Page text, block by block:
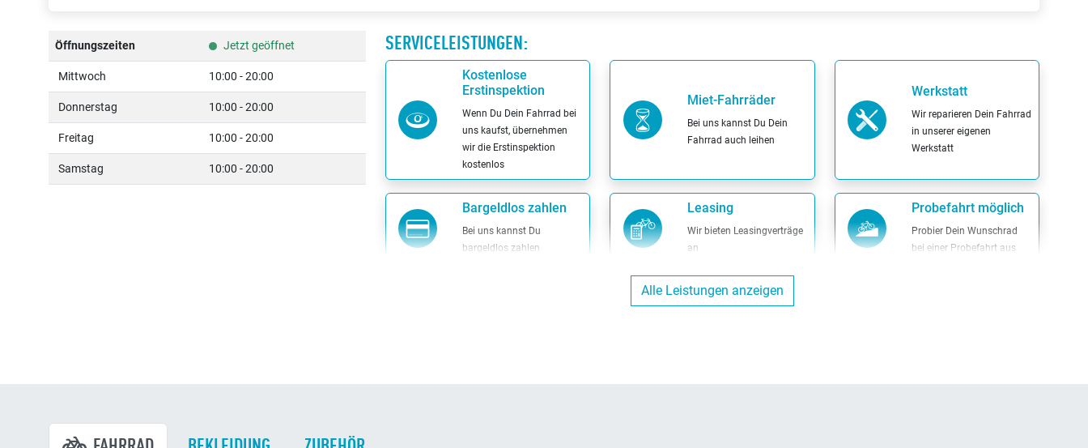
Öffnungszeiten Jetzt geöffnet
Mittwoch 10:00 - 20:00
Donnerstag 10:00 - 20:00
Freitag 10:00 - 20:00
Samstag 10:00 - 20:00
SERVICELEISTUNGEN:
Kostenlose
Erstinspektion
Wenn Du Dein Fahrrad bei
uns kaufst, übernehmen
wir die Erstinspektion
kostenlos
Miet-Fahrräder
Bei uns kannst Du Dein
Fahrrad auch leihen
Werkstatt
Wir reparieren Dein Fahrrad
in unserer eigenen
Werkstatt
Bargeldlos zahlen
Bei uns kannst Du
bargeldlos zahlen
Leasing
Wir bieten Leasingverträge
an
Probefahrt möglich
Probier Dein Wunschrad
bei einer Probefahrt aus
Alle Leistungen anzeigen